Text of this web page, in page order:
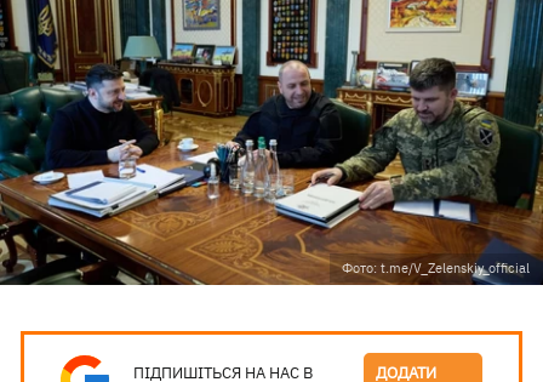
Фото: t.me/V_Zelenskiy_official
ПІДПИШІТЬСЯ НА НАС В ДОДАТИ